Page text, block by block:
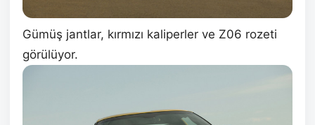
Gümüş jantlar, kırmızı kaliperler ve Z06 rozeti
görülüyor.